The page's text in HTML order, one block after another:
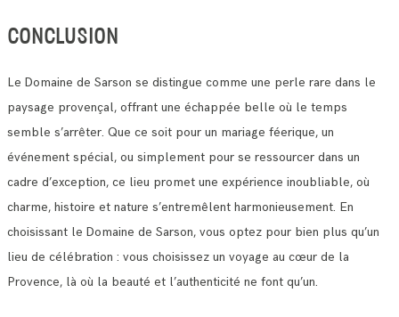
CONCLUSION
Le Domaine de Sarson se distingue comme une perle rare dans le
paysage provençal, offrant une échappée belle où le temps
semble s’arrêter. Que ce soit pour un mariage féerique, un
événement spécial, ou simplement pour se ressourcer dans un
cadre d’exception, ce lieu promet une expérience inoubliable, où
charme, histoire et nature s’entremêlent harmonieusement. En
choisissant le Domaine de Sarson, vous optez pour bien plus qu’un
lieu de célébration : vous choisissez un voyage au cœur de la
Provence, là où la beauté et l’authenticité ne font qu’un.